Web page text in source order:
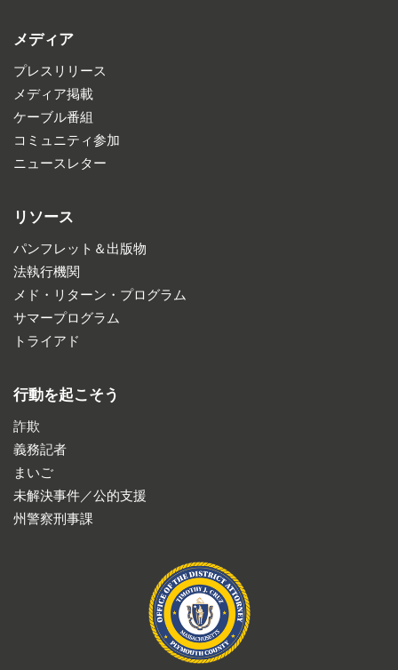
メディア
プレスリリース
メディア掲載
ケーブル番組
コミュニティ参加
ニュースレター
リソース
パンフレット＆出版物
法執行機関
メド・リターン・プログラム
サマープログラム
トライアド
行動を起こそう
詐欺
義務記者
まいご
未解決事件／公的支援
州警察刑事課